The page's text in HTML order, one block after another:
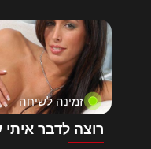
זמינה לשיחה
רוצה לדבר